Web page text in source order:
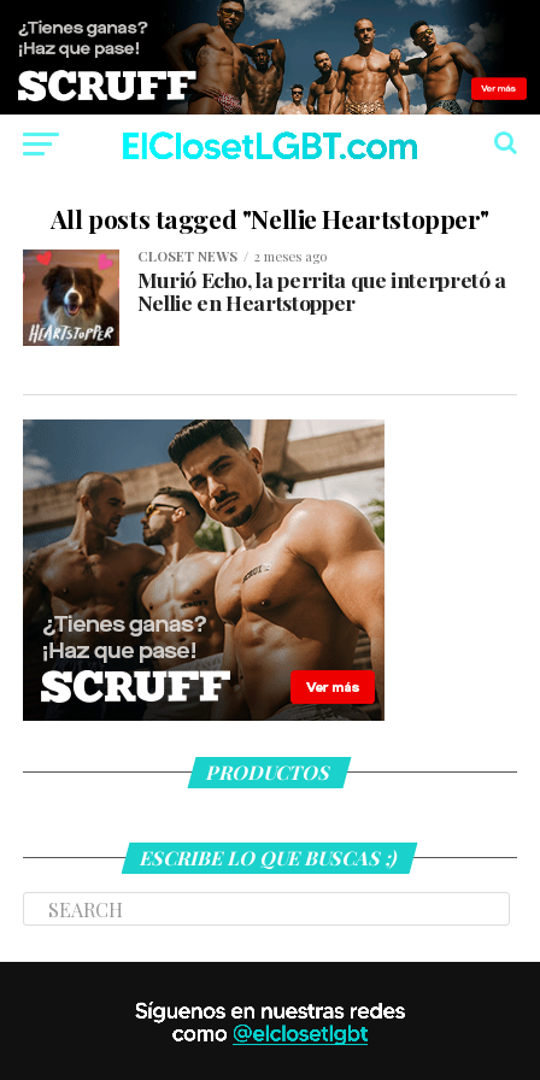
All posts tagged "Nellie Heartstopper"
CLOSET NEWS 2 meses ago
Murió Echo, la perrita que interpretó a
Nellie en Heartstopper
PRODUCTOS
ESCRIBE LO QUE BUSCAS ;)